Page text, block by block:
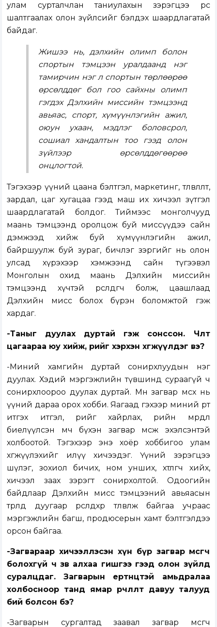
улам сурталчлан таниулахын зэрэгцээ өөрөөс
шалтгаалах олон зүйлсийг бэлдэх шаардлагатай
байдаг.
Жишээ нь, дэлхийн олимп болон
спортын тэмцээн уралдаанд нэг
тамирчин нэг л спортын төрлөөрөө
өрсөлддөг бол гоо сайхны олимп
гэгдэх Дэлхийн миссийн тэмцээнд
авьяас, спорт, хүмүүнлэгийн ажил,
оюун ухаан, мэдлэг боловсрол,
сошиал хандалтын тоо гээд олон
зүйлээр өрсөлддөгөөрөө
онцлогтой.
Тэгэхээр үүний цаана бэлтгэл, маркетинг, төлөвлөлт,
зардал, цаг хугацаа гээд маш их хичээл зүтгэл
шаардлагатай болдог. Тиймээс монголчууд
маань тэмцээнд оролцож буй миссүүдээ сайн
дэмжээд хийж буй хүмүүнлэгийн ажил,
байршуулж буй зураг, бичлэг зэргийг нь олон
улсад хүрэхээр хэмжээнд сайн түгээвэл
Монголын охид маань Дэлхийн миссийн
тэмцээнд хүчтэй өрсөлдөгч болж, цаашлаад
Дэлхийн мисс болох бүрэн боломжтой гэж
хардаг.
-Таныг дуулах дуртай гэж сонссон. Чөлөөт
цагаараа юу хийж, өөрийгөө хэрхэн хөгжүүлдэг вэ?
-Миний хамгийн дуртай сонирхлуудын нэг
дуулах. Хэдий мэргэжлийн түвшинд сураагүй ч
сонирхлоороо дуулах дуртай. Мөн загвар өмсөх нь
үүний дараа орох хобби. Яагаад гэхээр миний өөртөө
итгэх итгэл, өөрийгөө хайрлах, өөрийн мөрөөдлөө
биелүүлсэн мөч бүхэн загвар өмсөж эхэлсэнтэй
холбоотой. Тэгэхээр энэ хоёр хоббигоо улам
хөгжүүлэхийг илүү хичээдэг. Үүний зэрэгцээ
шүлэг, зохиол бичих, ном унших, хөтлөгч хийх,
хичээл заах зэрэгт сонирхолтой. Одоогийн
байдлаар Дэлхийн мисс тэмцээний авьяасын
төрөлд дуугаар өрсөлдөхөөр төлөвлөж байгаа учраас
мэргэжлийн багш, продюсерын хамт бэлтгэлдээ
орсон байгаа.
-Загвараар хичээллэсэн хүн бүр загвар өмсөгч
болохгүй ч зөв алхаа гишгээ гээд олон зүйлд
суралцдаг. Загварын ертөнцтэй амьдралаа
холбосноор танд ямар өөрчлөлт давуу талууд
бий болсон бэ?
-Загварын сургалтад заавал загвар өмсөгч